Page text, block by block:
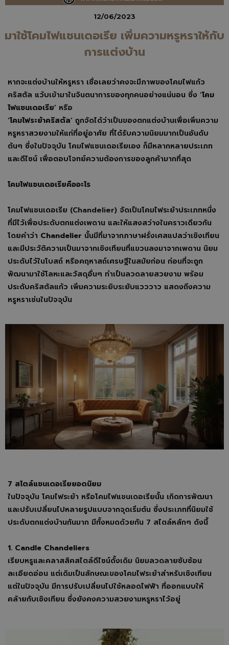
12/06/2023
มาใช้โคมไฟแชนเดอเรีย เพิ่มความหรูหราให้กับ
การแต่งบ้าน
หากจะแต่งบ้านให้หรูหรา เชื่อเลยว่าคงจะมีภาพของโคมไฟแก้ว
คริสตัล แว้บเข้ามาในจินตนาการของทุกคนอย่างแน่นอน ซึ่ง ‘โคม
ไฟแชนเดอเรีย’ หรือ
‘โคมไฟระย้าคริสตัล’ ถูกจัดได้ว่าเป็นของตกแต่งบ้านเพื่อเพิ่มความ
หรูหราสวยงามให้แก่ที่อยู่อาศัย ที่ได้รับความนิยมมากเป็นอันดับ
ต้นๆ ซึ่งในปัจจุบัน โคมไฟแชนเดอเรียเอง ก็มีหลากหลายประเภท
และดีไซน์ เพื่อตอบโจทย์ความต้องการของลูกค้ามากที่สุด
โคมไฟแชนเดอเรียคืออะไร
โคมไฟแชนเดอเรีย (Chandelier) จัดเป็นโคมไฟระย้าประเภทหนึ่ง
ที่มีไว้เพื่อประดับตกแต่งเพดาน และให้แสงสว่างในคราวเดียวกัน
โดยคำว่า Chandelier นั้นมีที่มาจากภาษาฝรั่งเศสแปลว่าเชิงเทียน
และมีประวัติความเป็นมาจากเชิงเทียนที่แขวนลงมาจากเพดาน นิยม
ประดับไว้ในโบสถ์ หรือคฤหาสถ์เศรษฐีในสมัยก่อน ก่อนที่จะถูก
พัฒนามาใช้โลหะและวัสดุอื่นๆ ทำเป็นลวดลายสวยงาม พร้อม
ประดับคริสตัลแก้ว เพิ่มความระยิบระยับแวววาว แสดงถึงความ
หรูหราเช่นในปัจจุบัน
7 สไตล์แชนเดอเรียยอดนิยม
ในปัจจุบัน โคมไฟระย้า หรือโคมไฟแชนเดอเรียนั้น เกิดการพัฒนา
และปรับเปลี่ยนไปหลายรูปแบบจากจุดเริ่มต้น ซึ่งประเภทที่นิยมใช้
ประดับตกแต่งบ้านกันมาก มีทั้งหมดด้วยกัน 7 สไตล์หลักๆ ดังนี้
1. Candle Chandeliers
เรียบหรูและคลาสสิคสไตล์ดีไซน์ดั้งเดิม นิยมลวดลายซับซ้อน
ละเอียดอ่อน แต่เดิมเป็นลักษณะของโคมไฟระย้าสำหรับเชิงเทียน
แต่ในปัจจุบัน มีการปรับเปลี่ยนไปใช้หลอดไฟฟ้า ที่ออกแบบให้
คล้ายกับเชิงเทียน ซึ่งยังคงความสวยงามหรูหราไว้อยู่